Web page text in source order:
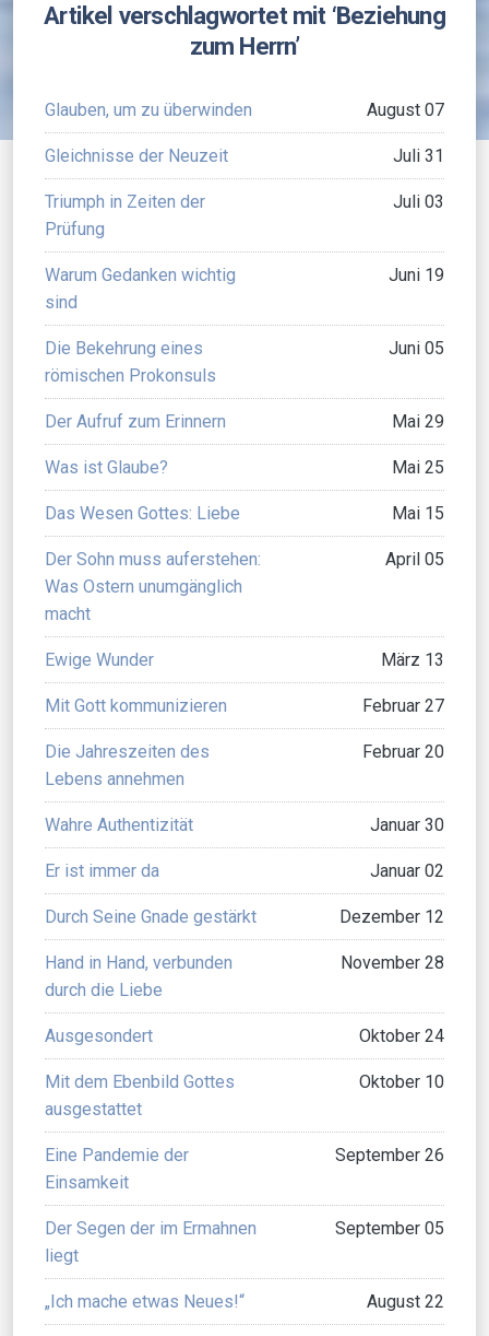
Artikel verschlagwortet mit ‘Beziehung
zum Herrn’
Glauben, um zu überwinden August 07
Gleichnisse der Neuzeit Juli 31
Triumph in Zeiten der
Prüfung
Juli 03
Warum Gedanken wichtig
sind
Juni 19
Die Bekehrung eines
römischen Prokonsuls
Juni 05
Der Aufruf zum Erinnern Mai 29
Was ist Glaube? Mai 25
Das Wesen Gottes: Liebe Mai 15
Der Sohn muss auferstehen:
Was Ostern unumgänglich
macht
April 05
Ewige Wunder März 13
Mit Gott kommunizieren Februar 27
Die Jahreszeiten des
Lebens annehmen
Februar 20
Wahre Authentizität Januar 30
Er ist immer da Januar 02
Durch Seine Gnade gestärkt Dezember 12
Hand in Hand, verbunden
durch die Liebe
November 28
Ausgesondert Oktober 24
Mit dem Ebenbild Gottes
ausgestattet
Oktober 10
Eine Pandemie der
Einsamkeit
September 26
Der Segen der im Ermahnen
liegt
September 05
„Ich mache etwas Neues!“ August 22